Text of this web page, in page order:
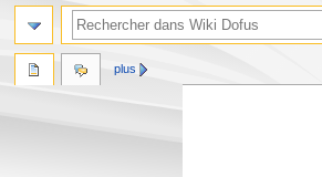
plus